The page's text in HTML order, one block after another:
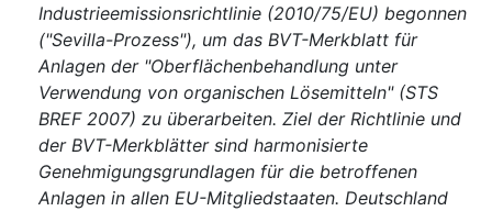
Industrieemissionsrichtlinie (2010/75/EU) begonnen
("Sevilla-Prozess"), um das BVT-Merkblatt für
Anlagen der "Oberflächenbehandlung unter
Verwendung von organischen Lösemitteln" (STS
BREF 2007) zu überarbeiten. Ziel der Richtlinie und
der BVT-Merkblätter sind harmonisierte
Genehmigungsgrundlagen für die betroffenen
Anlagen in allen EU-Mitgliedstaaten. Deutschland